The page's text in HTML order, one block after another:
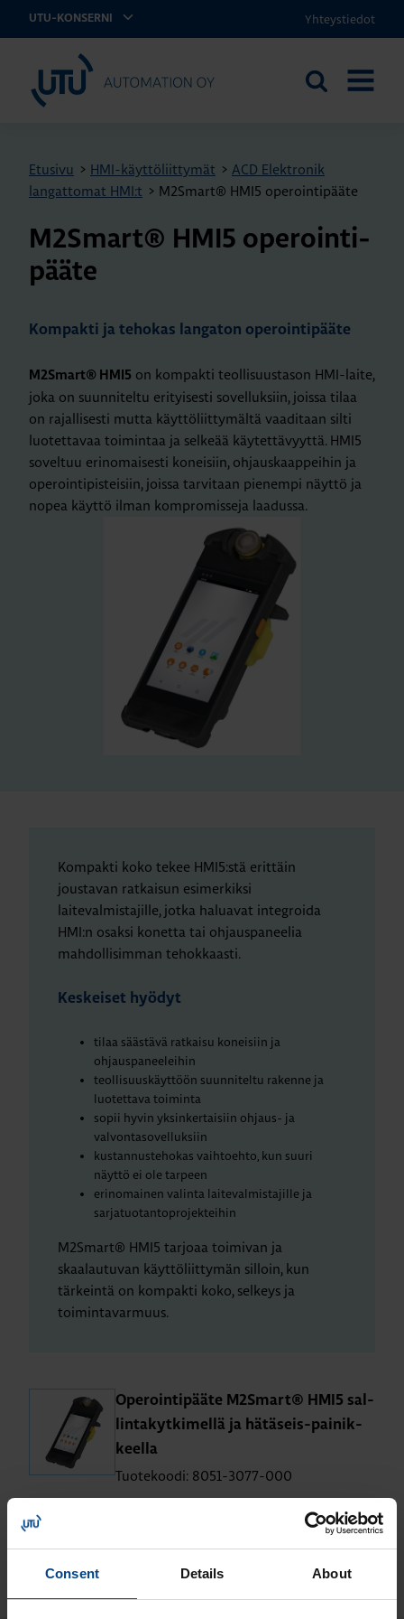
Consent Details About
UTU-KONSERNI Yhteystiedot
UTU Automation
Etsi
Etusivu > HMI-käyttöliittymät > ACD Elektronik
langattomat HMI:t > M2Smart® HMI5 operointipääte
M2S­mart® HMI5 ope­roin­ti­
pää­te
Kompakti ja tehokas langaton operointipääte
M2Smart® HMI5 on kompakti teollisuustason HMI-laite,
joka on suunniteltu erityisesti sovelluksiin, joissa tilaa
on rajallisesti mutta käyttöliittymältä vaaditaan silti
luotettavaa toimintaa ja selkeää käytettävyyttä. HMI5
soveltuu erinomaisesti koneisiin, ohjauskaappeihin ja
operointipisteisiin, joissa tarvitaan pienempi näyttö ja
nopea käyttö ilman kompromisseja laadussa.
Kompakti koko tekee HMI5:stä erittäin
joustavan ratkaisun esimerkiksi
laitevalmistajille, jotka haluavat integroida
HMI:n osaksi konetta tai ohjauspaneelia
mahdollisimman tehokkaasti.
Keskeiset hyödyt
tilaa säästävä ratkaisu koneisiin ja
ohjauspaneeleihin
teollisuuskäyttöön suunniteltu rakenne ja
luotettava toiminta
sopii hyvin yksinkertaisiin ohjaus- ja
valvontasovelluksiin
kustannustehokas vaihtoehto, kun suuri
näyttö ei ole tarpeen
erinomainen valinta laitevalmistajille ja
sarjatuotantoprojekteihin
M2Smart® HMI5 tarjoaa toimivan ja
skaalautuvan käyttöliittymän silloin, kun
tärkeintä on kompakti koko, selkeys ja
toimintavarmuus.
Ope­roin­ti­pää­te M2S­mart® HMI5 sal­
lin­ta­kyt­ki­mel­lä ja hä­tä­seis-pai­nik­
keel­la
Tuotekoodi: 8051-3077-000